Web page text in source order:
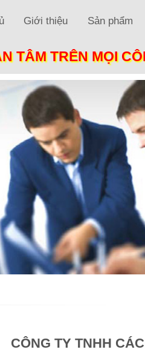
Giới thiệu Sản phẩm
TÂM TRÊN MỌI
CÔNG TY TNHH